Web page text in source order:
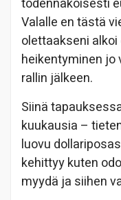
todennäköisesti
Valalle en tästä
olettaakseni
heikentyminen jo
rallin jälkeen.
Siinä
kuukausia –
luovu
kehittyy kuten
myydä ja siihen